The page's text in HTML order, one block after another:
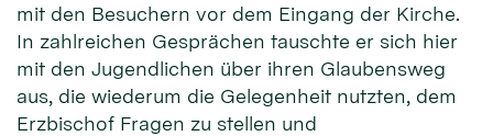
mit den Besuchern vor dem Eingang der Kirche.
In zahlreichen Gesprächen tauschte er sich hier
mit den Jugendlichen über ihren Glaubensweg
aus, die wiederum die Gelegenheit nutzten, dem
Erzbischof Fragen zu stellen und